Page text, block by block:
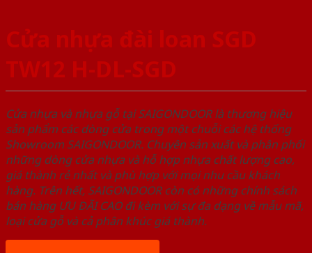
Cửa nhựa đài loan SGD
TW12 H-DL-SGD
Cửa nhựa và nhựa gỗ tại SAIGONDOOR là thương hiệu
sản phẩm các dòng cửa trong một chuỗi các hệ thống
Showroom SAIGONDOOR. Chuyên sản xuất và phân phối
những dòng cửa nhựa và hỗ hợp nhựa chất lượng cao,
giá thành rẻ nhất và phù hợp với mọi nhu cầu khách
hàng. Trên hết, SAIGONDOOR còn có những chính sách
bán hàng ƯU ĐÃI CAO đi kèm với sự đa dạng về mẫu mã,
loại cửa gỗ và cả phân khúc giá thành.